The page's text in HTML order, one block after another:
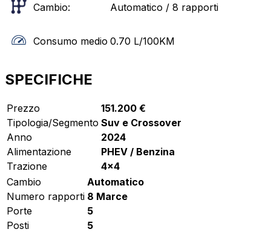
Cambio: Automatico / 8 rapporti
Consumo medio 0.70 L/100KM
SPECIFICHE
Prezzo
151.200 €
Tipologia/Segmento Suv e Crossover
Anno
2024
Alimentazione
PHEV / Benzina
Trazione
4x4
Cambio
Automatico
Numero rapporti 8 Marce
Porte
5
Posti
5